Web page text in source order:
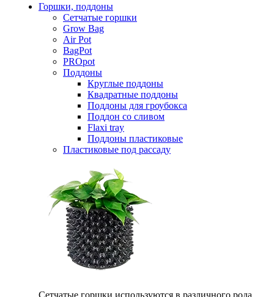
Горшки, поддоны
Сетчатые горшки
Grow Bag
Air Pot
BagPot
PROpot
Поддоны
Круглые поддоны
Квадратные поддоны
Поддоны для гроубокса
Поддон со сливом
Flaxi tray
Поддоны пластиковые
Пластиковые под рассаду
Сетчатые горшки используются в различного рода